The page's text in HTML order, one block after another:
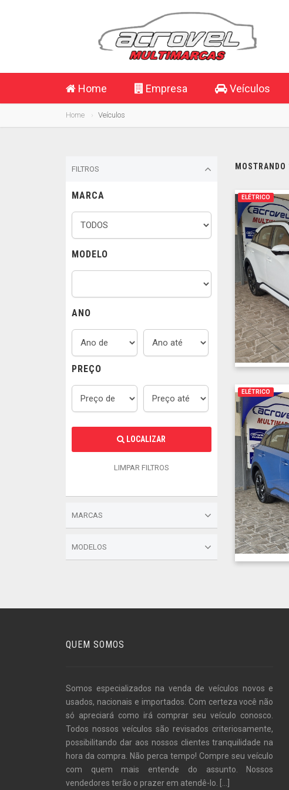
Home Empresa Veículos
Home Veículos
FILTROS
MARCA
MODELO
ANO
PREÇO
LOCALIZAR
LIMPAR FILTROS
MARCAS
MODELOS
ELÉTRICO
ELÉTRICO
QUEM SOMOS
Somos especializados na venda de veículos novos e
usados, nacionais e importados. Com certeza você não
só apreciará como irá comprar seu veículo conosco.
Todos nossos veículos são revisados criteriosamente,
possibilitando dar aos nossos clientes tranquilidade na
hora da compra. Não perca tempo! Compre seu veículo
com quem mais entende do assunto. Nossos
vendedores terão o prazer em atendê-lo.